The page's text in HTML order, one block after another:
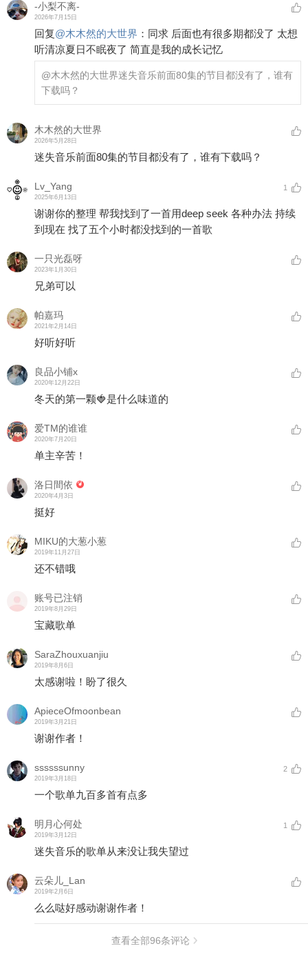
-小梨不离-
2026年7月15日
回复@木木然的大世界 ： 同求 后面也有很多期都没了 太想
听清凉夏日不眠夜了 简直是我的成长记忆
@木木然的大世界迷失音乐前面80集的节目都没有了，谁有
下载吗？
木木然的大世界
2026年5月28日
迷失音乐前面80集的节目都没有了，谁有下载吗？
Lv_Yang
2025年6月13日
1
谢谢你的整理 帮我找到了一首用deep seek 各种办法 持续
到现在 找了五个小时都没找到的一首歌
一只光磊呀
2023年1月30日
兄弟可以
帕嘉玛
2021年2月14日
好听好听
良品小铺x
2020年12月22日
冬天的第一颗🍓是什么味道的
爱TM的谁谁
2020年7月20日
单主辛苦！
洛日間依
2020年4月3日
挺好
MIKU的大葱小葱
2019年11月27日
还不错哦
账号已注销
2019年8月29日
宝藏歌单
SaraZhouxuanjiu
2019年8月6日
太感谢啦！盼了很久
ApieceOfmoonbean
2019年3月21日
谢谢作者！
ssssssunny
2019年3月18日
2
一个歌单九百多首有点多
明月心何处
2019年3月12日
1
迷失音乐的歌单从来没让我失望过
云朵儿_Lan
2019年2月6日
么么哒好感动谢谢作者！
查看全部96条评论